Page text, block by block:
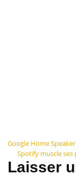
de
Google Home
Spotify muscle
Laisser